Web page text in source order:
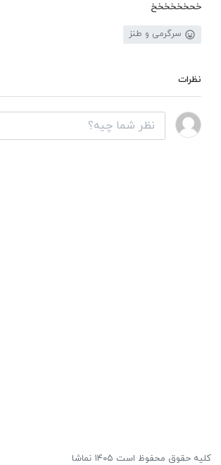
خحخخخخخخ
سرگرمی و طنز
نظرات
کلیه حقوق محفوظ است ۱۴۰۵ نماشا